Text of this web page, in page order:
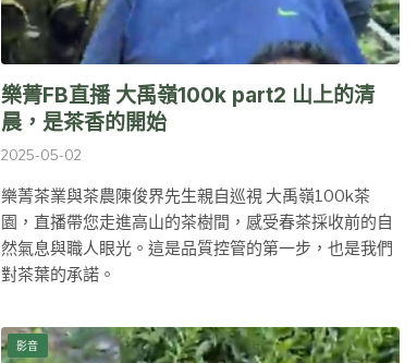
樂菁FB直播 大禹嶺100k part2 山上的清
晨，是茶香的開始
2025-05-02
樂菁茶業與茶農陳俊界先生親自巡視 大禹嶺100k茶
園，直播帶您走進高山的茶樹間，感受春茶採收前的自
然氣息與職人眼光。這是品質控管的第一步，也是我們
對茶葉的承諾。
影音